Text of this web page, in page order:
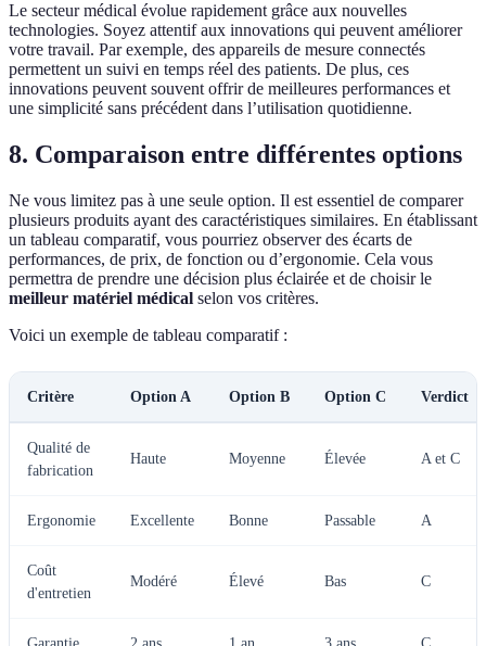
Le secteur médical évolue rapidement grâce aux nouvelles
technologies. Soyez attentif aux innovations qui peuvent améliorer
votre travail. Par exemple, des appareils de mesure connectés
permettent un suivi en temps réel des patients. De plus, ces
innovations peuvent souvent offrir de meilleures performances et
une simplicité sans précédent dans l’utilisation quotidienne.
8. Comparaison entre différentes options
Ne vous limitez pas à une seule option. Il est essentiel de comparer
plusieurs produits ayant des caractéristiques similaires. En établissant
un tableau comparatif, vous pourriez observer des écarts de
performances, de prix, de fonction ou d’ergonomie. Cela vous
permettra de prendre une décision plus éclairée et de choisir le
meilleur matériel médical selon vos critères.
Voici un exemple de tableau comparatif :
Critère Option A Option B Option C Verdict
Qualité de
fabrication
Haute Moyenne Élevée A et C
Ergonomie Excellente Bonne Passable A
Coût
d'entretien
Modéré Élevé Bas C